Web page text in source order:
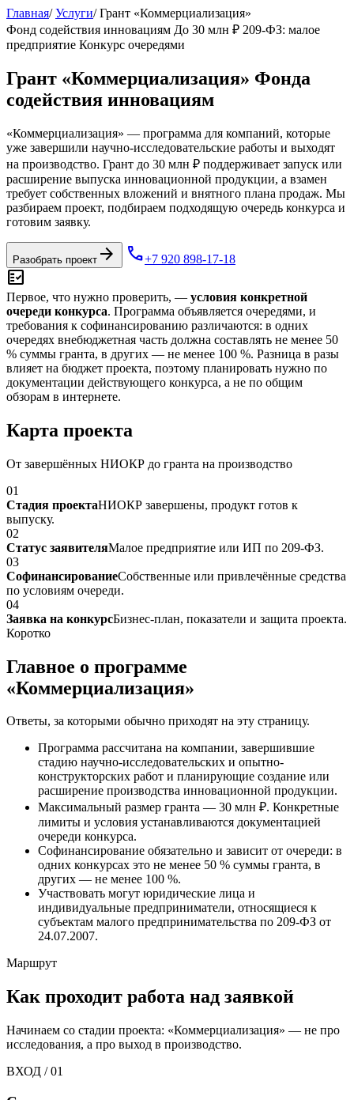
Главная/ Услуги/ Грант «Коммерциализация»
Фонд содействия инновациям До 30 млн ₽ 209-ФЗ: малое
предприятие Конкурс очередями
Грант «Коммерциализация» Фонда
содействия инновациям
«Коммерциализация» — программа для компаний, которые
уже завершили научно-исследовательские работы и выходят
на производство. Грант до 30 млн ₽ поддерживает запуск или
расширение выпуска инновационной продукции, а взамен
требует собственных вложений и внятного плана продаж. Мы
разбираем проект, подбираем подходящую очередь конкурса и
готовим заявку.
Разобрать проект arrow_forward phone+7 920 898-17-18
fact_check
Первое, что нужно проверить, — условия конкретной
очереди конкурса. Программа объявляется очередями, и
требования к софинансированию различаются: в одних
очередях внебюджетная часть должна составлять не менее 50
% суммы гранта, в других — не менее 100 %. Разница в разы
влияет на бюджет проекта, поэтому планировать нужно по
документации действующего конкурса, а не по общим
обзорам в интернете.
Карта проекта
От завершённых НИОКР до гранта на производство
01
Стадия проектаНИОКР завершены, продукт готов к
выпуску.
02
Статус заявителяМалое предприятие или ИП по 209-ФЗ.
03
СофинансированиеСобственные или привлечённые средства
по условиям очереди.
04
Заявка на конкурсБизнес-план, показатели и защита проекта.
Коротко
Главное о программе
«Коммерциализация»
Ответы, за которыми обычно приходят на эту страницу.
Программа рассчитана на компании, завершившие
стадию научно-исследовательских и опытно-
конструкторских работ и планирующие создание или
расширение производства инновационной продукции.
Максимальный размер гранта — 30 млн ₽. Конкретные
лимиты и условия устанавливаются документацией
очереди конкурса.
Софинансирование обязательно и зависит от очереди: в
одних конкурсах это не менее 50 % суммы гранта, в
других — не менее 100 %.
Участвовать могут юридические лица и
индивидуальные предприниматели, относящиеся к
субъектам малого предпринимательства по 209-ФЗ от
24.07.2007.
Маршрут
Как проходит работа над заявкой
Начинаем со стадии проекта: «Коммерциализация» — не про
исследования, а про выход в производство.
ВХОД / 01